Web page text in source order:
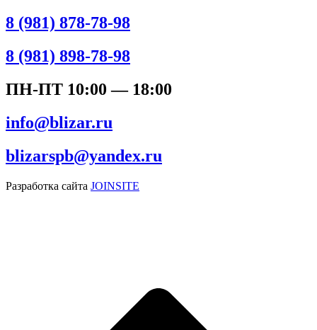
8 (981) 878-78-98
8 (981) 898-78-98
ПН-ПТ 10:00 — 18:00
info@blizar.ru
blizarspb@yandex.ru
Разработка сайта JOINSITE